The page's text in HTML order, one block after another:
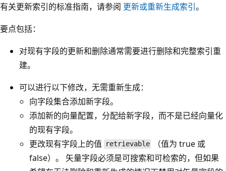
有关更新索引的标准指南，请参阅 更新或重新生成索引。
要点包括：
对现有字段的更新和删除通常需要进行删除和完整索引重
建。
可以进行以下修改，无需重新生成：
向字段集合添加新字段。
添加新的向量配置，分配给新字段，而不是已经向量化
的现有字段。
更改现有字段上的值
retrievable
（值为 true 或
false）。 矢量字段必须是可搜索和可检索的，但如果